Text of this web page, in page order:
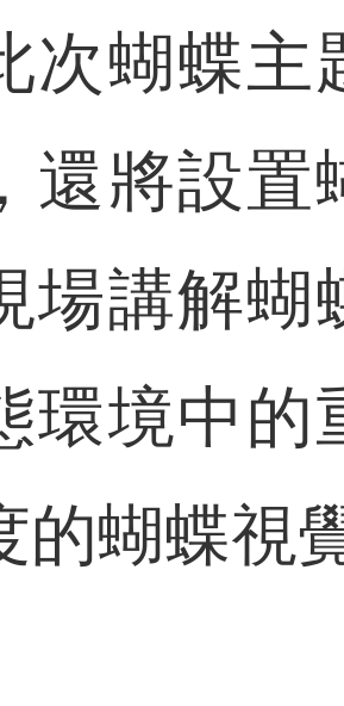
蝶主題
還將設置
場講解蝴
環境中的
的蝴蝶視